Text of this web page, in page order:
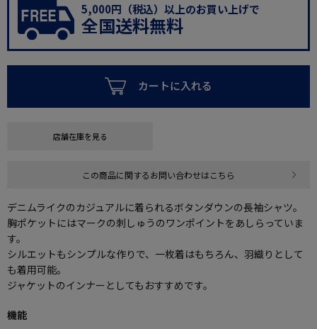
5,000円（税込）以上のお買い上げで
全国送料無料
カートに入れる
店舗在庫を見る
この商品に関するお問い合わせはこちら
デニムライクのカジュアルに着られるボタンダウンの長袖シャツ。
胸ポケットにはマークの刺しゅうのワンポイントをあしらっていま
す。
シルエットもシンプルな作りで、一枚着はもちろん、羽織りとして
も着用可能。
ジャケットのインナーとしてもおすすめです。
機能